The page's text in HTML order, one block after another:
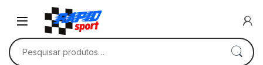
Skip to navigation
Skip to content
Pesquisar por: